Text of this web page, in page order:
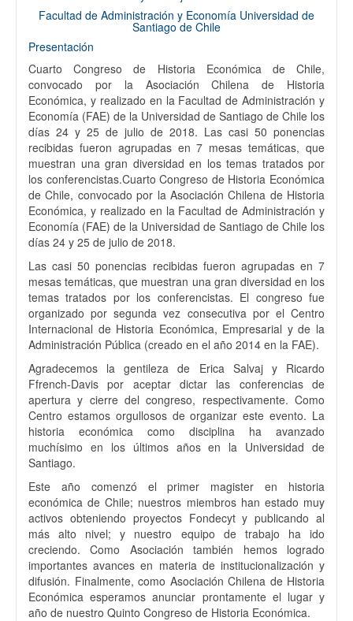
Facultad de Administración y Economía Universidad de
Santiago de Chile
Presentación
Cuarto Congreso de Historia Económica de Chile,
convocado por la Asociación Chilena de Historia
Económica, y realizado en la Facultad de Administración y
Economía (FAE) de la Universidad de Santiago de Chile los
días 24 y 25 de julio de 2018. Las casi 50 ponencias
recibidas fueron agrupadas en 7 mesas temáticas, que
muestran una gran diversidad en los temas tratados por
los conferencistas.Cuarto Congreso de Historia Económica
de Chile, convocado por la Asociación Chilena de Historia
Económica, y realizado en la Facultad de Administración y
Economía (FAE) de la Universidad de Santiago de Chile los
días 24 y 25 de julio de 2018.
Las casi 50 ponencias recibidas fueron agrupadas en 7
mesas temáticas, que muestran una gran diversidad en los
temas tratados por los conferencistas. El congreso fue
organizado por segunda vez consecutiva por el Centro
Internacional de Historia Económica, Empresarial y de la
Administración Pública (creado en el año 2014 en la FAE).
Agradecemos la gentileza de Erica Salvaj y Ricardo
Ffrench-Davis por aceptar dictar las conferencias de
apertura y cierre del congreso, respectivamente. Como
Centro estamos orgullosos de organizar este evento. La
historia económica como disciplina ha avanzado
muchísimo en los últimos años en la Universidad de
Santiago.
Este año comenzó el primer magister en historia
económica de Chile; nuestros miembros han estado muy
activos obteniendo proyectos Fondecyt y publicando al
más alto nivel; y nuestro equipo de trabajo ha ido
creciendo. Como Asociación también hemos logrado
importantes avances en materia de institucionalización y
difusión. Finalmente, como Asociación Chilena de Historia
Económica esperamos anunciar prontamente el lugar y
año de nuestro Quinto Congreso de Historia Económica.